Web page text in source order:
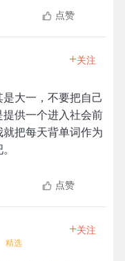
点赞
+关注
大一，不要把自己
供一个进入社会前
把每天背单词作为
点赞
精选
+关注